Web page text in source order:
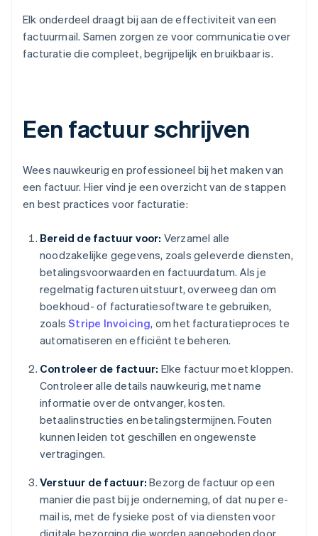
Elk onderdeel draagt bij aan de effectiviteit van een
factuurmail. Samen zorgen ze voor communicatie over
facturatie die compleet, begrijpelijk en bruikbaar is.
Een factuur schrijven
Wees nauwkeurig en professioneel bij het maken van
een factuur. Hier vind je een overzicht van de stappen
en best practices voor facturatie:
Bereid de factuur voor: Verzamel alle
noodzakelijke gegevens, zoals geleverde diensten,
betalingsvoorwaarden en factuurdatum. Als je
regelmatig facturen uitstuurt, overweeg dan om
boekhoud- of facturatiesoftware te gebruiken,
zoalsStripe Invoicing, om het facturatieproces te
automatiseren en efficiënt te beheren.
Controleer de factuur: Elke factuur moet kloppen.
Controleer alle details nauwkeurig, met name
informatie over de ontvanger, kosten.
betaalinstructies en betalingstermijnen. Fouten
kunnen leiden tot geschillen en ongewenste
vertragingen.
Verstuur de factuur: Bezorg de factuur op een
manier die past bij je onderneming, of dat nu per e-
mail is, met de fysieke post of via diensten voor